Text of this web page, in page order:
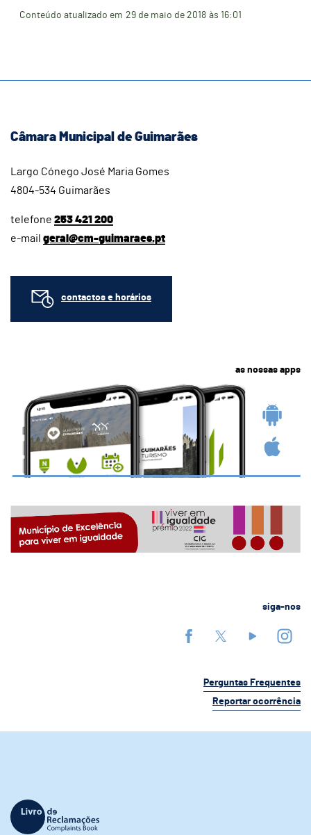
Conteúdo atualizado em 29 de maio de 2018 às 16:01
Câmara Municipal de Guimarães
Largo Cónego José Maria Gomes
4804-534 Guimarães
telefone 253 421 200
e-mail geral@cm-guimaraes.pt
contactos e horários
as nossas apps
siga-nos
Perguntas Frequentes
Reportar ocorrência